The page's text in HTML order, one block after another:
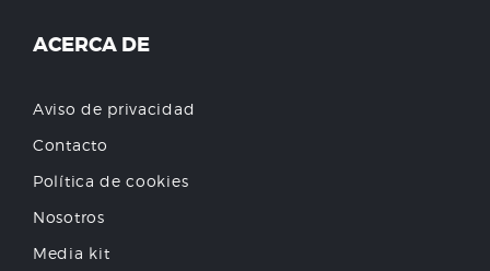
ACERCA DE
Aviso de privacidad
Contacto
Política de cookies
Nosotros
Media kit